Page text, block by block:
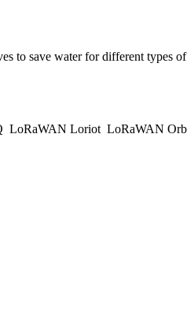
to save water for different types
LoRaWAN Loriot LoRaWAN